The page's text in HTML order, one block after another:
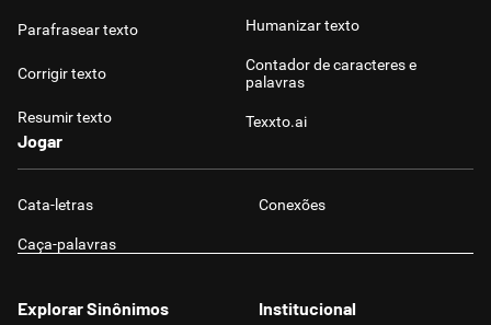
Parafrasear texto
Corrigir texto
Resumir texto
Humanizar texto
Contador de caracteres e
palavras
Texxto.ai
Jogar
Cata-letras Conexões
Caça-palavras
Explorar Sinônimos Institucional